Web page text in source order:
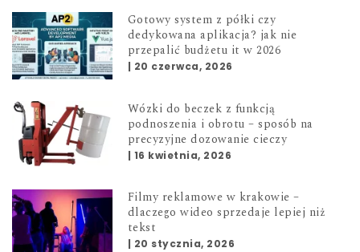
Gotowy system z półki czy
dedykowana aplikacja? jak nie
przepalić budżetu it w 2026
| 20 czerwca, 2026
Wózki do beczek z funkcją
podnoszenia i obrotu – sposób na
precyzyjne dozowanie cieczy
| 16 kwietnia, 2026
Filmy reklamowe w krakowie –
dlaczego wideo sprzedaje lepiej niż
tekst
| 20 stycznia, 2026